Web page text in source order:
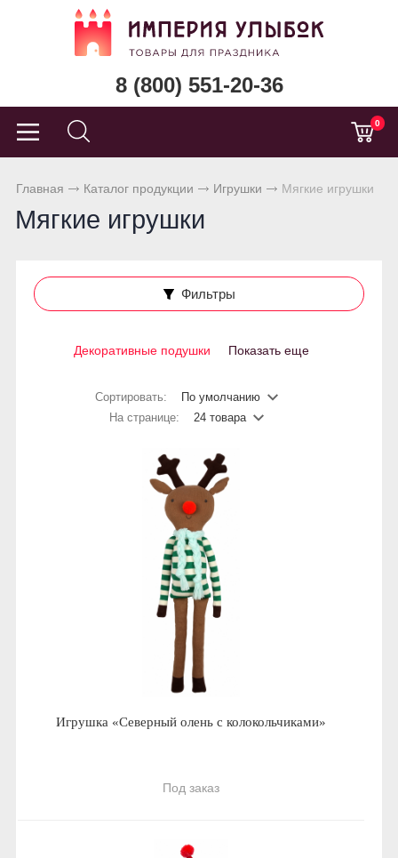
8 (800) 551-20-36
0
Главная Каталог продукции Игрушки Мягкие игрушки
Мягкие игрушки
Фильтры
Декоративные подушки Показать еще
Сортировать:
По умолчанию
На странице:
24 товара
Игрушка «Северный олень с колокольчиками»
Под заказ